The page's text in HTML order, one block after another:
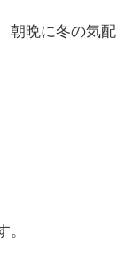
朝晩に冬の気配